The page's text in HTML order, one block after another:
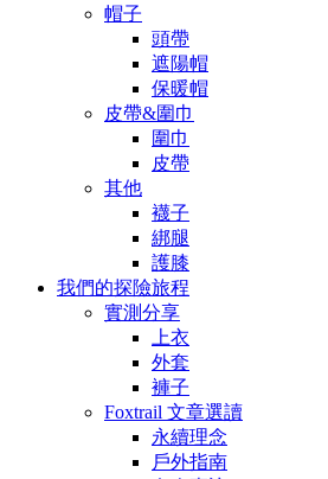
帽子
頭帶
遮陽帽
保暖帽
皮帶&圍巾
圍巾
皮帶
其他
襪子
綁腿
護膝
我們的探險旅程
實測分享
上衣
外套
褲子
Foxtrail 文章選讀
永續理念
戶外指南